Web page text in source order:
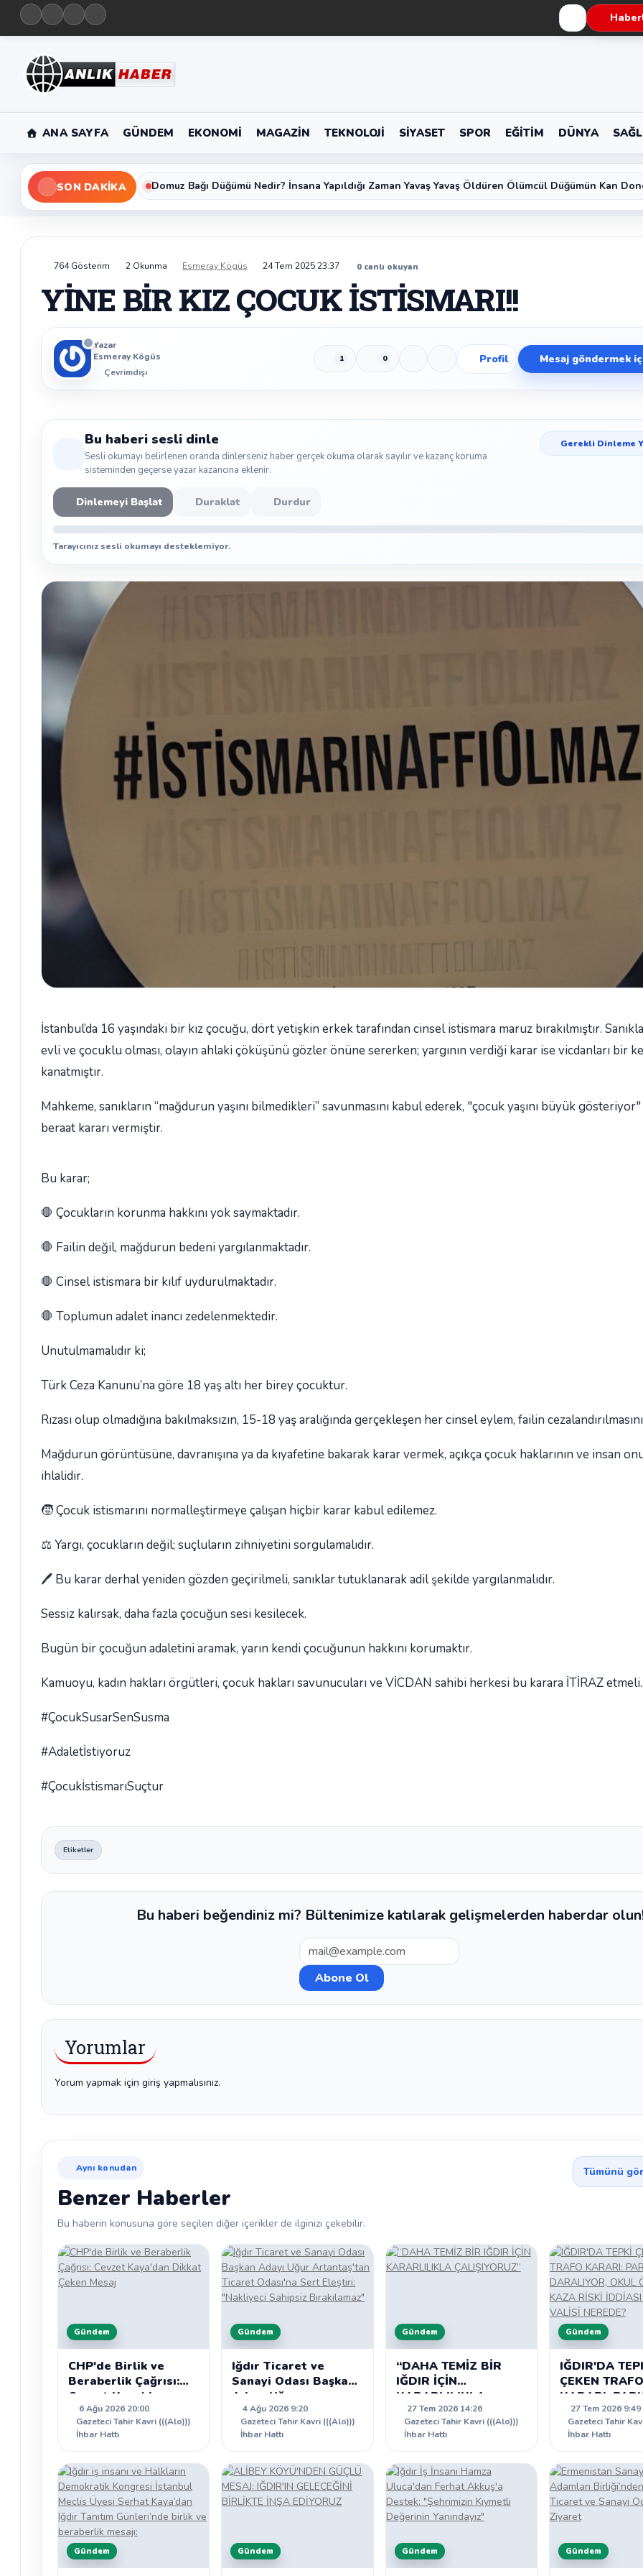
ANA SAYFA GÜNDEM EKONOMI MAGAZIN TEKNOLOJI SIYASET SPOR EĞITIM DÜNYA
SON DAKIKA Domuz Bağı Düğümü Nedir? İnsana Yapıldığı Zaman Yavaş Yavaş Öldüren Ölümcül Düğümün Kan
764 Gösterim 2 Okunma Esmeray Kögüs 24 Tem 2025 23:37 0 canlı okuyan
YİNE BİR KIZ ÇOCUK İSTİSMARI!!
Yazar
Esmeray Kögüs
Çevrimdışı
Beğen
1 Beğenmeme
0 Paylaş Profil Mesaj göndermek
Bu haberi sesli dinle
Sesli okumayı belirlenen oranda dinlerseniz haber gerçek okuma olarak sayılır ve kazanç koruma
sisteminden geçerse yazar kazancına eklenir.
Gerekli Dinleme
Dinlemeyi Başlat Duraklat Durdur
Tarayıcınız sesli okumayı desteklemiyor.
İstanbul’da 16 yaşındaki bir kız çocuğu, dört yetişkin erkek tarafından cinsel istismara maruz bırakılmıştır.
evli ve çocuklu olması, olayın ahlaki çöküşünü gözler önüne sererken; yargının verdiği karar ise vicdanları bir
kanatmıştır.
Mahkeme, sanıkların “mağdurun yaşını bilmedikleri” savunmasını kabul ederek, "çocuk yaşını büyük
beraat kararı vermiştir.
Bu karar;
🛑 Çocukların korunma hakkını yok saymaktadır.
🛑 Failin değil, mağdurun bedeni yargılanmaktadır.
🛑 Cinsel istismara bir kılıf uydurulmaktadır.
🛑 Toplumun adalet inancı zedelenmektedir.
Unutulmamalıdır ki;
Türk Ceza Kanunu’na göre 18 yaş altı her birey çocuktur.
Rızası olup olmadığına bakılmaksızın, 15-18 yaş aralığında gerçekleşen her cinsel eylem, failin
Mağdurun görüntüsüne, davranışına ya da kıyafetine bakarak karar vermek, açıkça çocuk haklarının ve insan
ihlalidir.
🧒 Çocuk istismarını normalleştirmeye çalışan hiçbir karar kabul edilemez.
⚖️ Yargı, çocukların değil; suçluların zihniyetini sorgulamalıdır.
🖊️ Bu karar derhal yeniden gözden geçirilmeli, sanıklar tutuklanarak adil şekilde yargılanmalıdır.
Sessiz kalırsak, daha fazla çocuğun sesi kesilecek.
Bugün bir çocuğun adaletini aramak, yarın kendi çocuğunun hakkını korumaktır.
Kamuoyu, kadın hakları örgütleri, çocuk hakları savunucuları ve VİCDAN sahibi herkesi bu karara İTİRAZ
#ÇocukSusarSenSusma
#Adaletİstiyoruz
#ÇocukİstismarıSuçtur
Etiketler
Bu haberi beğendiniz mi? Bültenimize katılarak gelişmelerden haberdar
Yorumlar
Yorum yapmak için giriş yapmalısınız.
Aynı konudan
Benzer Haberler
Bu haberin konusuna göre seçilen diğer içerikler de ilginizi çekebilir.
Tümünü
Gündem
CHP'de Birlik ve
Beraberlik Çağrısı:
Cevzet Kaya'dan
Dikkat Çeken Mesaj
6 Ağu 2026 20:00
Gazeteci Tahir Kavri (((Alo)))
İhbar Hattı
Gündem
Iğdır Ticaret ve
Sanayi Odası Başkan
Adayı Uğur
Artantaş'tan Ticaret
Odası'na Sert
Eleştiri: "Nakliyeci
4 Ağu 2026 9:20
Gazeteci Tahir Kavri (((Alo)))
İhbar Hattı
Gündem
“DAHA TEMİZ BİR
IĞDIR İÇİN
KARARLILIKLA
ÇALIŞIYORUZ”
27 Tem 2026 14:26
Gazeteci Tahir Kavri (((Alo)))
İhbar Hattı
Gündem
IĞDIR'DA
ÇEKEN TRAFO
KARARI:
DARALIYOR,
ÖNÜNDE
İDDİASI VE
27 Tem 2026 9:49
Gazeteci Tahir
İhbar Hattı
Gündem Gündem Gündem Gündem